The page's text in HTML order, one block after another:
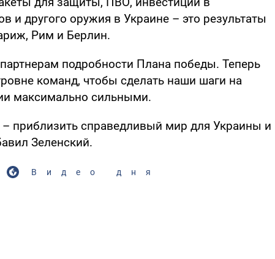
и другого оружия в Украине – это результаты
Рим и Берлин.
подробности Плана победы. Теперь
команд, чтобы сделать наши шаги на
максимально сильными.
приблизить справедливый мир для Украины и
Зеленский.
Видео дня